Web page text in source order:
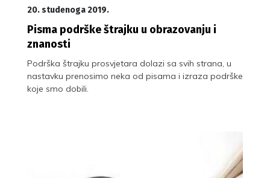
20. studenoga 2019.
Pisma podrške štrajku u obrazovanju i
znanosti
Podrška štrajku prosvjetara dolazi sa svih strana, u
nastavku prenosimo neka od pisama i izraza podrške
koje smo dobili.